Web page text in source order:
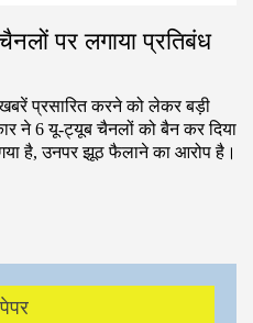
पर लगाया प्रतिबंध
प्रसारित करने को लेकर बड़ी
ने 6 यू-ट्यूब चैनलों को बैन कर दिया
है, उनपर झूठ फैलाने का आरोप है।